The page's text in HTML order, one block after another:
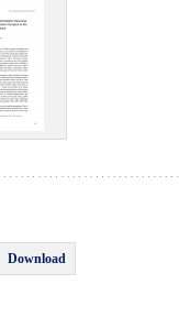
Download